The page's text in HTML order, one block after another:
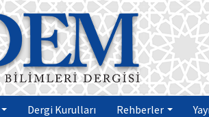
Dergi Kurulları Rehberler